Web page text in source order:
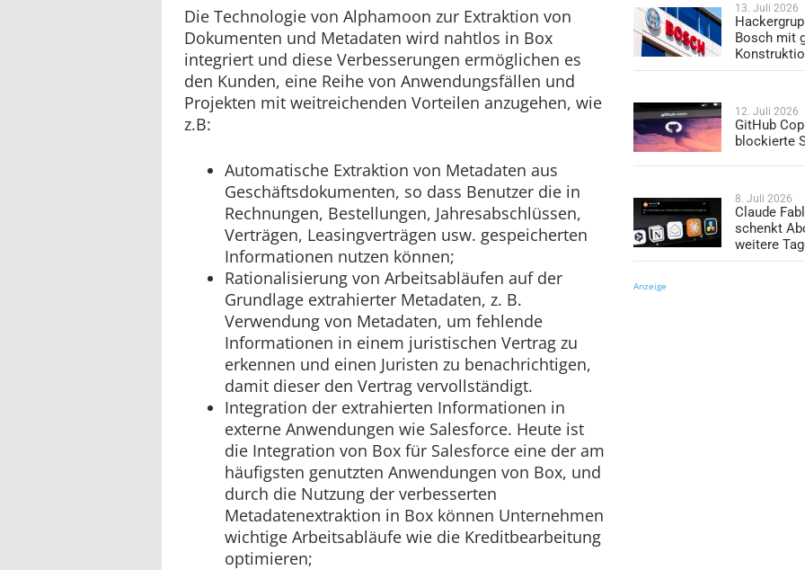
Die Technologie von Alphamoon zur Extraktion von
Dokumenten und Metadaten wird nahtlos in Box
integriert und diese Verbesserungen ermöglichen es
den Kunden, eine Reihe von Anwendungsfällen und
Projekten mit weitreichenden Vorteilen anzugehen, wie
z.B:
Automatische Extraktion von Metadaten aus
Geschäftsdokumenten, so dass Benutzer die in
Rechnungen, Bestellungen, Jahresabschlüssen,
Verträgen, Leasingverträgen usw. gespeicherten
Informationen nutzen können;
Rationalisierung von Arbeitsabläufen auf der
Grundlage extrahierter Metadaten, z. B.
Verwendung von Metadaten, um fehlende
Informationen in einem juristischen Vertrag zu
erkennen und einen Juristen zu benachrichtigen,
damit dieser den Vertrag vervollständigt.
Integration der extrahierten Informationen in
externe Anwendungen wie Salesforce. Heute ist
die Integration von Box für Salesforce eine der am
häufigsten genutzten Anwendungen von Box, und
durch die Nutzung der verbesserten
Metadatenextraktion in Box können Unternehmen
wichtige Arbeitsabläufe wie die Kreditbearbeitung
optimieren;
13. Juli 2026
Bosch mit
12. Juli 2026
GitHub
blockierte
8. Juli 2026
Claude
schenkt
weitere
Anzeige